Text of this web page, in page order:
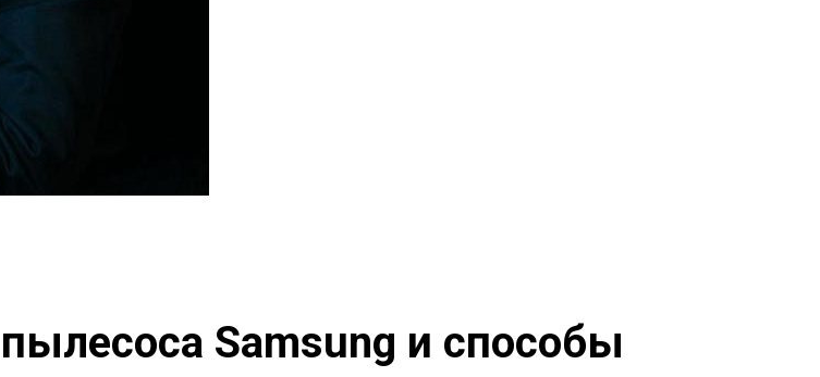
Samsung и способы